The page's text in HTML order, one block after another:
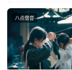
八点僧音